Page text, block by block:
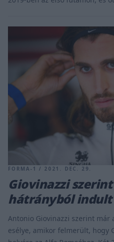
FORMA-1 / 2021. DEC. 29.
Giovinazzi
hátrányból indult
Antonio Giovinazzi szerint már
esélye, amikor felmerült, hogy